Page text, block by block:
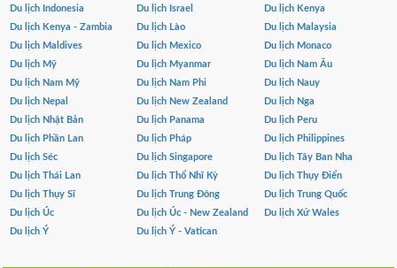
Du lịch Indonesia
Du lịch Israel
Du lịch Kenya
Du lịch Kenya - Zambia
Du lịch Lào
Du lịch Malaysia
Du lịch Maldives
Du lịch Mexico
Du lịch Monaco
Du lịch Mỹ
Du lịch Myanmar
Du lịch Nam Âu
Du lịch Nam Mỹ
Du lịch Nam Phi
Du lịch Nauy
Du lịch Nepal
Du lịch New Zealand
Du lịch Nga
Du lịch Nhật Bản
Du lịch Panama
Du lịch Peru
Du lịch Phần Lan
Du lịch Pháp
Du lịch Philippines
Du lịch Séc
Du lịch Singapore
Du lịch Tây Ban Nha
Du lịch Thái Lan
Du lịch Thổ Nhĩ Kỳ
Du lịch Thụy Điển
Du lịch Thụy Sĩ
Du lịch Trung Đông
Du lịch Trung Quốc
Du lịch Úc
Du lịch Úc - New Zealand
Du lịch Xứ Wales
Du lịch Ý
Du lịch Ý - Vatican